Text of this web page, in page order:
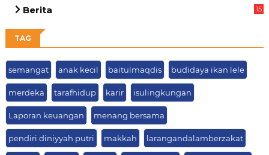
Berita
15
TAG
semangat anak kecil baitulmaqdis budidaya ikan lele
merdeka tarafhidup karir isulingkungan
Laporan keuangan menang bersama
pendiri diniyyah putri makkah larangandalamberzakat